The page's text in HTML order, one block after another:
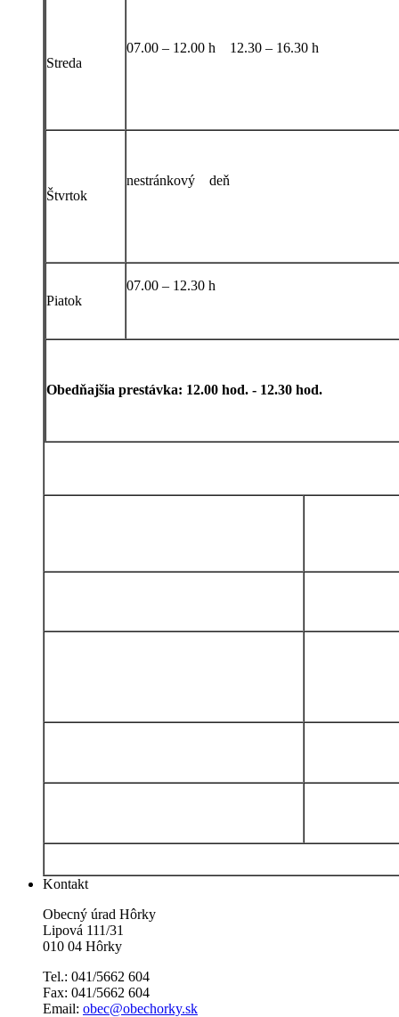
Streda
07.00 – 12.00 h 12.30 – 16.30 h
Štvrtok
nestránkový deň
Piatok
07.00 – 12.30 h
Obedňajšia prestávka: 12.00 hod. - 12.30 hod.
Kontakt
Obecný úrad Hôrky
Lipová 111/31
010 04 Hôrky
Tel.: 041/5662 604
Fax: 041/5662 604
Email: obec@obechorky.sk